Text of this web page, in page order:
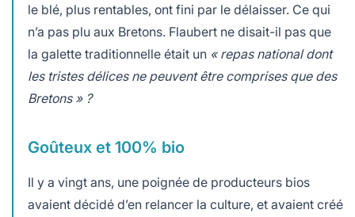
le blé, plus rentables, ont fini par le délaisser. Ce qui
n’a pas plu aux Bretons. Flaubert ne disait-il pas que
la galette traditionnelle était un « repas national dont
les tristes délices ne peuvent être comprises que des
Bretons » ?
Goûteux et 100% bio
Il y a vingt ans, une poignée de producteurs bios
avaient décidé d’en relancer la culture, et avaient créé